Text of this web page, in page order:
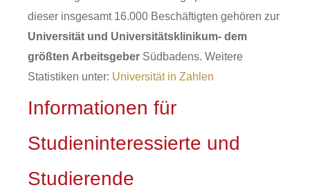
dieser insgesamt 16.000 Beschäftigten gehören zur
Universität und Universitätsklinikum- dem
größten Arbeitsgeber Südbadens. Weitere
Statistiken unter: Universität in Zahlen
Informationen für
Studieninteressierte und
Studierende